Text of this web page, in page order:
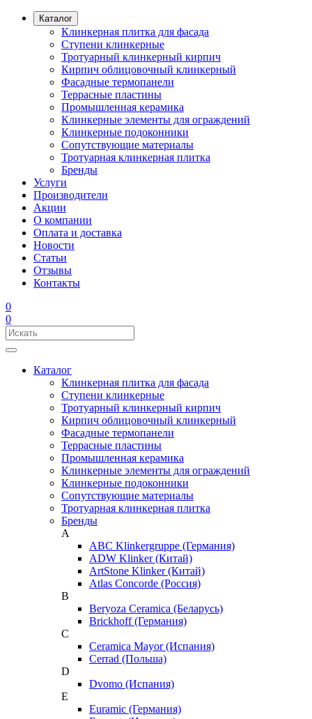
Каталог
Клинкерная плитка для фасада
Ступени клинкерные
Тротуарный клинкерный кирпич
Кирпич облицовочный клинкерный
Фасадные термопанели
Террасные пластины
Промышленная керамика
Клинкерные элементы для ограждений
Клинкерные подоконники
Сопутствующие материалы
Тротуарная клинкерная плитка
Бренды
Услуги
Производители
Акции
О компании
Оплата и доставка
Новости
Статьи
Отзывы
Контакты
0
0
Каталог
Клинкерная плитка для фасада
Ступени клинкерные
Тротуарный клинкерный кирпич
Кирпич облицовочный клинкерный
Фасадные термопанели
Террасные пластины
Промышленная керамика
Клинкерные элементы для ограждений
Клинкерные подоконники
Сопутствующие материалы
Тротуарная клинкерная плитка
Бренды
A
ABC Klinkergruppe (Германия)
ADW Klinker (Китай)
ArtStone Klinker (Китай)
Atlas Concorde (Россия)
B
Beryoza Ceramica (Беларусь)
Brickhoff (Германия)
C
Ceramica Mayor (Испания)
Cerrad (Польша)
D
Dvomo (Испания)
E
Euramic (Германия)